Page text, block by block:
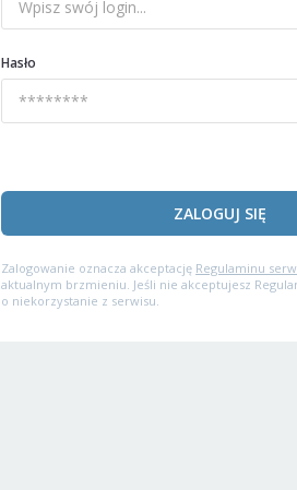
Hasło
ZALOGUJ SIĘ
Zalogowanie oznacza akceptację Regulaminu
aktualnym brzmieniu. Jeśli nie akceptujesz
o niekorzystanie z serwisu.